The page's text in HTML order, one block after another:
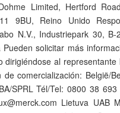
Limited, Hertford
9BU, Reino Unido
N.V., Industriepark 30, B-
Pueden solicitar más
dirigiéndose al representante
comercialización: België/
SPRL Tél/Tel: 0800 38
Lietuva UAB